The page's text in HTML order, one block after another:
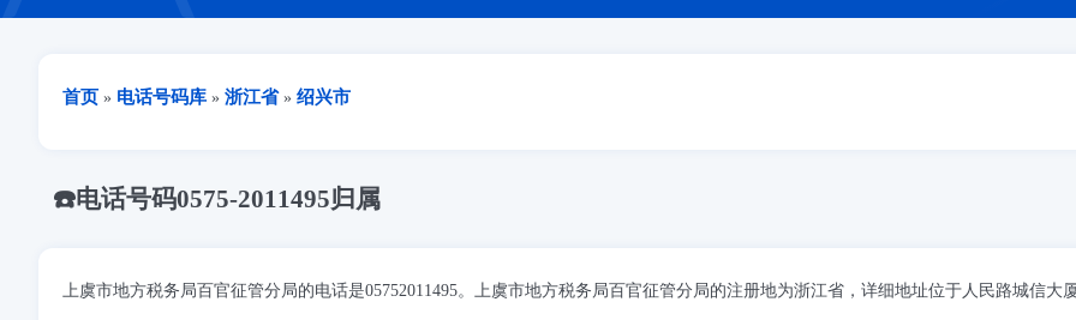
当前位置
首页 » 电话号码库 » 浙江省 » 绍兴市
☎️电话号码0575-2011495归属
上虞市地方税务局百官征管分局的电话是05752011495。上虞市地方税务局百官征管分局的注册地为浙江省，详细地址位于人民路城信大